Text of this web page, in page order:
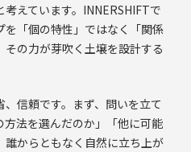
えています。 INNERSHIFTで
を「個の特性」ではなく「関係
の力が芽吹く土壌を設計する
信頼です。まず、問いを立て
法を選んだのか」「他に可能
からともなく自然に立ち上が